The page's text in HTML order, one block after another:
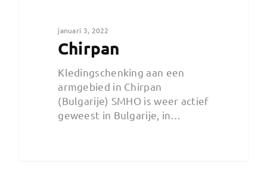
januari 3, 2022
Chirpan
Kledingschenking aan een
armgebied in Chirpan
(Bulgarije) SMHO is weer actief
geweest in Bulgarije, in…